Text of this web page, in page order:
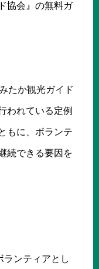
協会』の無料ガ
たか観光ガイド
われている定例
もに、ボランテ
続できる要因を
ンティアとし